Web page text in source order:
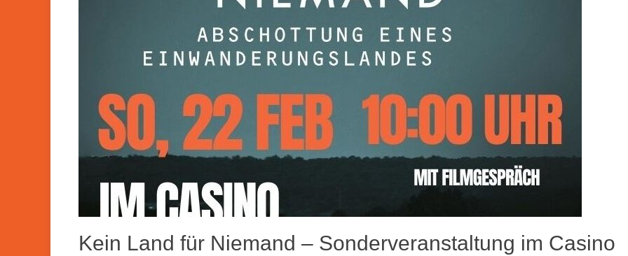
Kein Land für Niemand – Sonderveranstaltung im Casino